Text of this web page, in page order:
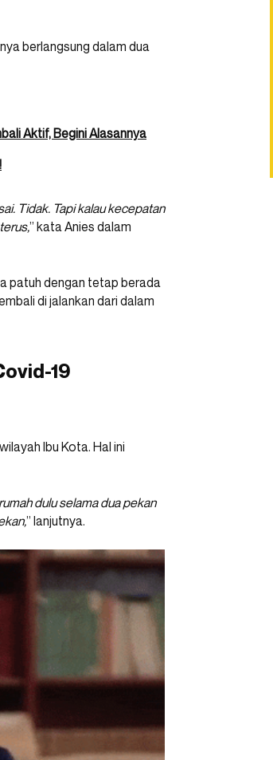
berlangsung dalam dua
Aktif, Begini Alasannya
Tidak. Tapi kalau kecepatan
” kata Anies dalam
patuh dengan tetap berada
di jalankan dari dalam
19
Ibu Kota. Hal ini
dulu selama dua pekan
” lanjutnya.